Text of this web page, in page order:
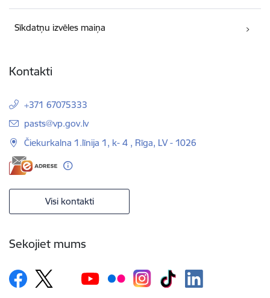
Sīkdatņu izvēles maiņa
Kontakti
+371 67075333
E-pasts:
pasts@vp.gov.lv
Čiekurkalna 1.līnija 1, k- 4 , Rīga, LV - 1026
Visi kontakti
Sekojiet mums